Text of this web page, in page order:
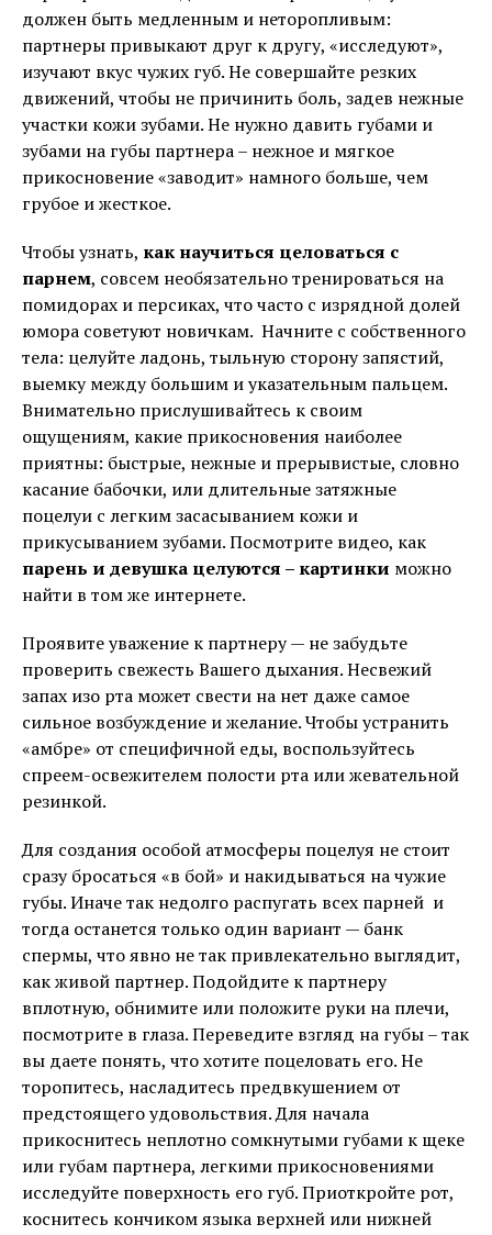
должен быть медленным и неторопливым:
партнеры привыкают друг к другу, «исследуют»,
изучают вкус чужих губ. Не совершайте резких
движений, чтобы не причинить боль, задев нежные
участки кожи зубами. Не нужно давить губами и
зубами на губы партнера – нежное и мягкое
прикосновение «заводит» намного больше, чем
грубое и жесткое.
Чтобы узнать, как научиться целоваться с
парнем, совсем необязательно тренироваться на
помидорах и персиках, что часто с изрядной долей
юмора советуют новичкам. Начните с собственного
тела: целуйте ладонь, тыльную сторону запястий,
выемку между большим и указательным пальцем.
Внимательно прислушивайтесь к своим
ощущениям, какие прикосновения наиболее
приятны: быстрые, нежные и прерывистые, словно
касание бабочки, или длительные затяжные
поцелуи с легким засасыванием кожи и
прикусыванием зубами. Посмотрите видео, как
парень и девушка целуются – картинки можно
найти в том же интернете.
Проявите уважение к партнеру — не забудьте
проверить свежесть Вашего дыхания. Несвежий
запах изо рта может свести на нет даже самое
сильное возбуждение и желание. Чтобы устранить
«амбре» от специфичной еды, воспользуйтесь
спреем-освежителем полости рта или жевательной
резинкой.
Для создания особой атмосферы поцелуя не стоит
сразу бросаться «в бой» и накидываться на чужие
губы. Иначе так недолго распугать всех парней и
тогда останется только один вариант — банк
спермы, что явно не так привлекательно выглядит,
как живой партнер. Подойдите к партнеру
вплотную, обнимите или положите руки на плечи,
посмотрите в глаза. Переведите взгляд на губы – так
вы даете понять, что хотите поцеловать его. Не
торопитесь, насладитесь предвкушением от
предстоящего удовольствия. Для начала
прикоснитесь неплотно сомкнутыми губами к щеке
или губам партнера, легкими прикосновениями
исследуйте поверхность его губ. Приоткройте рот,
коснитесь кончиком языка верхней или нижней